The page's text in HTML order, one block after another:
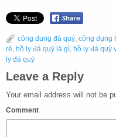
công dụng đá quý, công dụng
rẻ, hồ ly đá quý là gì, hồ ly đá quý
ly đá quý
Leave a Reply
Your email address will not be
Comment